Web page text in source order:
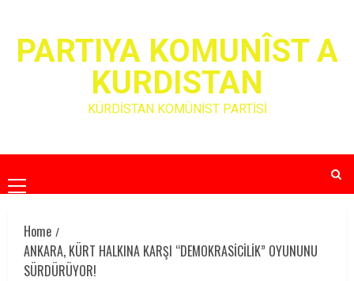
contentPARTIYA KOMUNÎST A
KURDISTAN
KÜRDİSTAN KOMÜNİST PARTİSİ
Primary
Menu
Home
ANKARA, KÜRT HALKINA KARŞI “DEMOKRASİCİLİK” OYUNUNU
SÜRDÜRÜYOR!